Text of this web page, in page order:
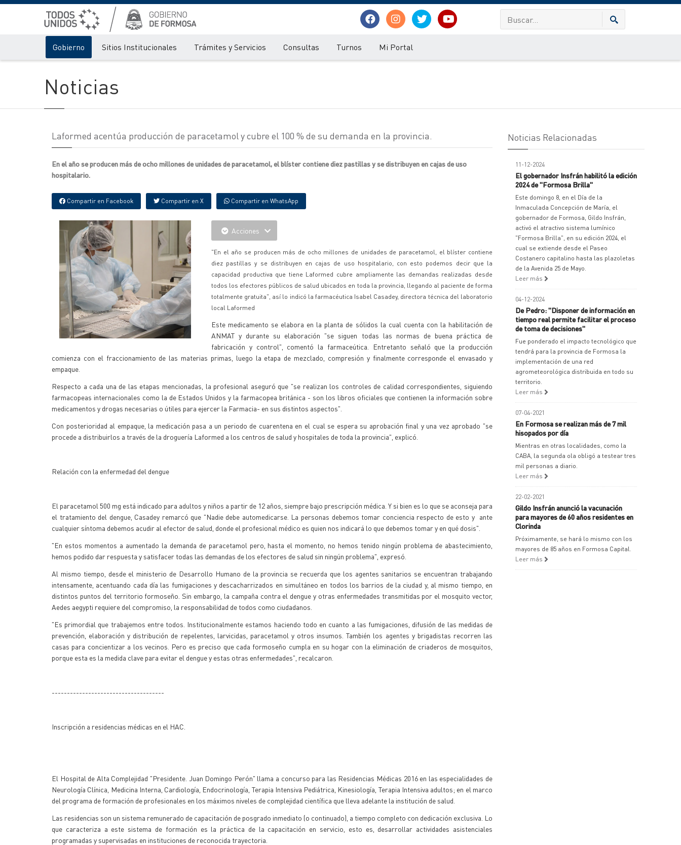
Gobierno Sitios Institucionales Trámites y Servicios Consultas Turnos Mi Portal
Noticias
Laformed acentúa producción de paracetamol y cubre el 100 % de su demanda en la provincia.
En el año se producen más de ocho millones de unidades de paracetamol, el blíster contiene diez pastillas y se distribuyen en cajas de uso
hospitalario.
Compartir en Facebook Compartir en X Compartir en WhatsApp
Acciones
"En el año se producen más de ocho millones de unidades de paracetamol, el blíster contiene
diez pastillas y se distribuyen en cajas de uso hospitalario, con esto podemos decir que la
capacidad productiva que tiene Laformed cubre ampliamente las demandas realizadas desde
todos los efectores públicos de salud ubicados en toda la provincia, llegando al paciente de forma
totalmente gratuita", así lo indicó la farmacéutica Isabel Casadey, directora técnica del laboratorio
local Laformed
Este medicamento se elabora en la planta de sólidos la cual cuenta con la habilitación de
ANMAT y durante su elaboración "se siguen todas las normas de buena práctica de
fabricación y control", comentó la farmaceútica. Entretanto señaló que la producción
comienza con el fraccionamiento de las materias primas, luego la etapa de mezclado, compresión y finalmente corresponde el envasado y
empaque.
Respecto a cada una de las etapas mencionadas, la profesional aseguró que "se realizan los controles de calidad correspondientes, siguiendo
farmacopeas internacionales como la de Estados Unidos y la farmacopea británica - son los libros oficiales que contienen la información sobre
medicamentos y drogas necesarias o útiles para ejercer la Farmacia- en sus distintos aspectos".
Con posterioridad al empaque, la medicación pasa a un periodo de cuarentena en el cual se espera su aprobación final y una vez aprobado "se
procede a distribuirlos a través de la droguería Laformed a los centros de salud y hospitales de toda la provincia", explicó.
Relación con la enfermedad del dengue
El paracetamol 500 mg está indicado para adultos y niños a partir de 12 años, siempre bajo prescripción médica. Y si bien es lo que se aconseja para
el tratamiento del dengue, Casadey remarcó que "Nadie debe automedicarse. La personas debemos tomar conciencia respecto de esto y ante
cualquier síntoma debemos acudir al efector de salud, donde el profesional médico es quien nos indicará lo que debemos tomar y en qué dosis".
"En estos momentos a aumentado la demanda de paracetamol pero, hasta el momento, no hemos tenido ningún problema de abastecimiento,
hemos podido dar respuesta y satisfacer todas las demandas de los efectores de salud sin ningún problema", expresó.
Al mismo tiempo, desde el ministerio de Desarrollo Humano de la provincia se recuerda que los agentes sanitarios se encuentran trabajando
intensamente, acentuando cada día las fumigaciones y descacharrizados en simultáneo en todos los barrios de la ciudad y, al mismo tiempo, en
distintos puntos del territorio formoseño. Sin embargo, la campaña contra el dengue y otras enfermedades transmitidas por el mosquito vector,
Aedes aegypti requiere del compromiso, la responsabilidad de todos como ciudadanos.
"Es primordial que trabajemos entre todos. Institucionalmente estamos haciendo todo en cuanto a las fumigaciones, difusión de las medidas de
prevención, elaboración y distribución de repelentes, larvicidas, paracetamol y otros insumos. También los agentes y brigadistas recorren las
casas para concientizar a los vecinos. Pero es preciso que cada formoseño cumpla en su hogar con la eliminación de criaderos de mosquitos,
porque esta es la medida clave para evitar el dengue y estas otras enfermedades", recalcaron.
-------------------------------------
Inscripción a residencias médicas en el HAC.
El Hospital de Alta Complejidad "Presidente. Juan Domingo Perón" llama a concurso para las Residencias Médicas 2016 en las especialidades de
Neurología Clínica, Medicina Interna, Cardiología, Endocrinología, Terapia Intensiva Pediátrica, Kinesiología, Terapia Intensiva adultos; en el marco
del programa de formación de profesionales en los máximos niveles de complejidad científica que lleva adelante la institución de salud.
Las residencias son un sistema remunerado de capacitación de posgrado inmediato (o continuado), a tiempo completo con dedicación exclusiva. Lo
que caracteriza a este sistema de formación es la práctica de la capacitación en servicio, esto es, desarrollar actividades asistenciales
programadas y supervisadas en instituciones de reconocida trayectoria.
Noticias Relacionadas
11-12-2024
El gobernador Insfrán habilitó la edición
2024 de "Formosa Brilla"
Este domingo 8, en el Día de la
Inmaculada Concepción de María, el
gobernador de Formosa, Gildo Insfrán,
activó el atractivo sistema lumínico
"Formosa Brilla", en su edición 2024, el
cual se extiende desde el Paseo
Costanero capitalino hasta las plazoletas
de la Avenida 25 de Mayo.
Leer más
04-12-2024
De Pedro: "Disponer de información en
tiempo real permite facilitar el proceso
de toma de decisiones"
Fue ponderado el impacto tecnológico que
tendrá para la provincia de Formosa la
implementación de una red
agrometeorológica distribuida en todo su
territorio.
Leer más
07-04-2021
En Formosa se realizan más de 7 mil
hisopados por día
Mientras en otras localidades, como la
CABA, la segunda ola obligó a testear tres
mil personas a diario.
Leer más
22-02-2021
Gildo Insfrán anunció la vacunación
para mayores de 60 años residentes en
Clorinda
Próximamente, se hará lo mismo con los
mayores de 85 años en Formosa Capital.
Leer más